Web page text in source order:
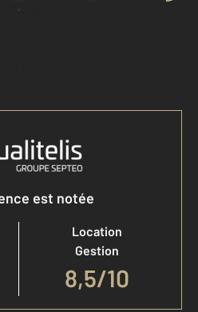
une estimation
à mon compte
est notée
Location
Gestion
8,5/10